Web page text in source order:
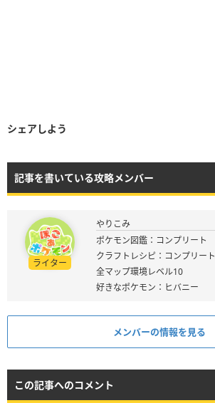
シェアしよう
記事を書いている攻略メンバー
ライター
やりこみ
ポケモン図鑑：コンプリート
クラフトレシピ：コンプリート
全マップ環境レベル10
好きなポケモン：ヒバニー
メンバーの情報を見る
この記事へのコメント